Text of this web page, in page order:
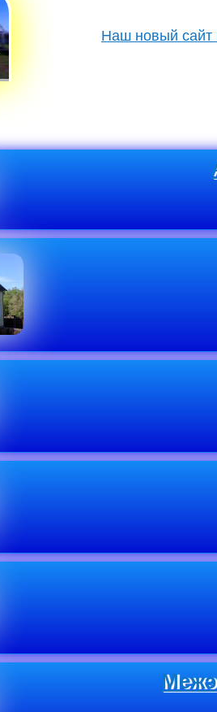
Наш новый сайт